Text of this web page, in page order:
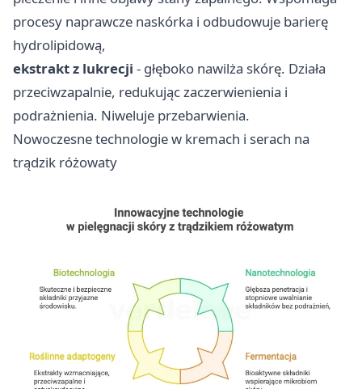
procesy naprawcze naskórka i odbudowuje barierę
hydrolipidową,
ekstrakt z lukrecji - głęboko nawilża skórę. Działa
przeciwzapalnie, redukując zaczerwienienia i
podrażnienia. Niweluje przebarwienia.
Nowoczesne technologie w kremach i serach na
trądzik różowaty